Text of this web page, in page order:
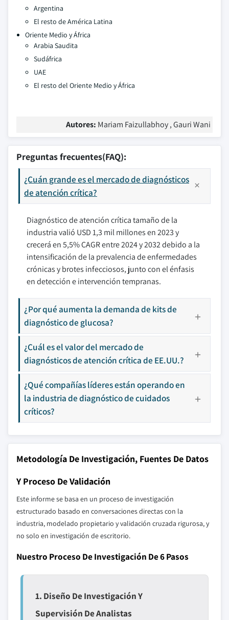
Argentina
El resto de América Latina
Oriente Medio y África
Arabia Saudita
Sudáfrica
UAE
El resto del Oriente Medio y África
Autores: Mariam Faizullabhoy , Gauri Wani
Preguntas frecuentes(FAQ):
¿Cuán grande es el mercado de diagnósticos
de atención crítica?
Diagnóstico de atención crítica tamaño de la
industria valió USD 1,3 mil millones en 2023 y
crecerá en 5,5% CAGR entre 2024 y 2032 debido a la
intensificación de la prevalencia de enfermedades
crónicas y brotes infecciosos, junto con el énfasis
en detección e intervención tempranas.
¿Por qué aumenta la demanda de kits de
diagnóstico de glucosa?
¿Cuál es el valor del mercado de
diagnósticos de atención crítica de EE.UU.?
¿Qué compañías líderes están operando en
la industria de diagnóstico de cuidados
críticos?
Metodología De Investigación, Fuentes De Datos
Y Proceso De Validación
Este informe se basa en un proceso de investigación
estructurado basado en conversaciones directas con la
industria, modelado propietario y validación cruzada rigurosa, y
no solo en investigación de escritorio.
Nuestro Proceso De Investigación De 6 Pasos
1. Diseño De Investigación Y
Supervisión De Analistas